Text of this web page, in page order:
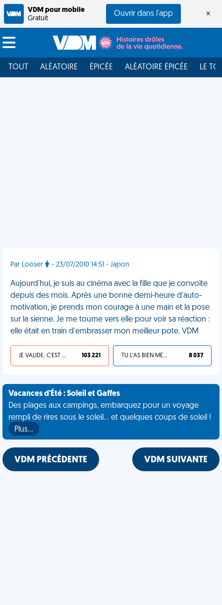
VDM pour mobile
Gratuit
Ouvrir dans l'app ×
TOUT ALÉATOIRE ÉPICÉE ALÉATOIRE ÉPICÉE LE
Par Looser - 23/07/2010 14:51 - Japon
Aujourd'hui, je suis au cinéma avec la fille que je convoite
depuis des mois. Après une bonne demi-heure d'auto-
motivation, je prends mon courage à une main et la pose
sur la sienne. Je me tourne vers elle pour voir sa réaction :
elle était en train d'embrasser mon meilleur pote. VDM
JE VALIDE, C'EST UNE VDM 103 221 TU L'AS BIEN MÉRITÉ 8 037
Vacances d'Été : Soleil et Gaffes
Des plages aux campings, embarquez pour un voyage
rempli de rires sous le soleil... et quelques coups de soleil !
Plus…
VDM PRÉCÉDENTE VDM SUIVANTE